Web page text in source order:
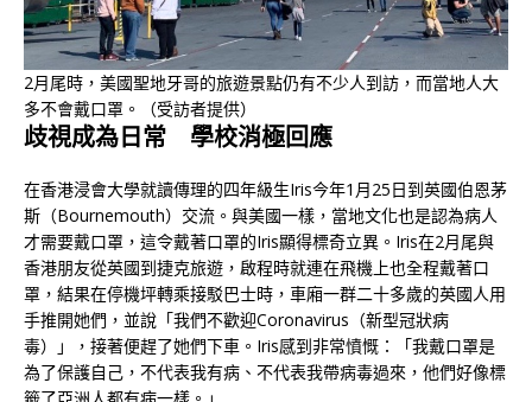
2月尾時，美國聖地牙哥的旅遊景點仍有不少人到訪，而當地人大
多不會戴口罩。（受訪者提供）
歧視成為日常 學校消極回應
在香港浸會大學就讀傳理的四年級生Iris今年1月25日到英國伯恩茅
斯（Bournemouth）交流。與美國一樣，當地文化也是認為病人
才需要戴口罩，這令戴著口罩的Iris顯得標奇立異。Iris在2月尾與
香港朋友從英國到捷克旅遊，啟程時就連在飛機上也全程戴著口
罩，結果在停機坪轉乘接駁巴士時，車廂一群二十多歲的英國人用
手推開她們，並說「我們不歡迎Coronavirus（新型冠狀病
毒）」，接著便趕了她們下車。Iris感到非常憤慨：「我戴口罩是
為了保護自己，不代表我有病、不代表我帶病毒過來，他們好像標